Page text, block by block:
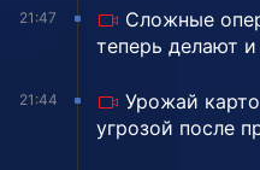
21:47
Сложные
теперь делают
21:44
Урожай
угрозой после